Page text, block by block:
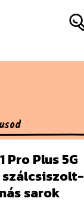
Pro Plus 5G
sarok